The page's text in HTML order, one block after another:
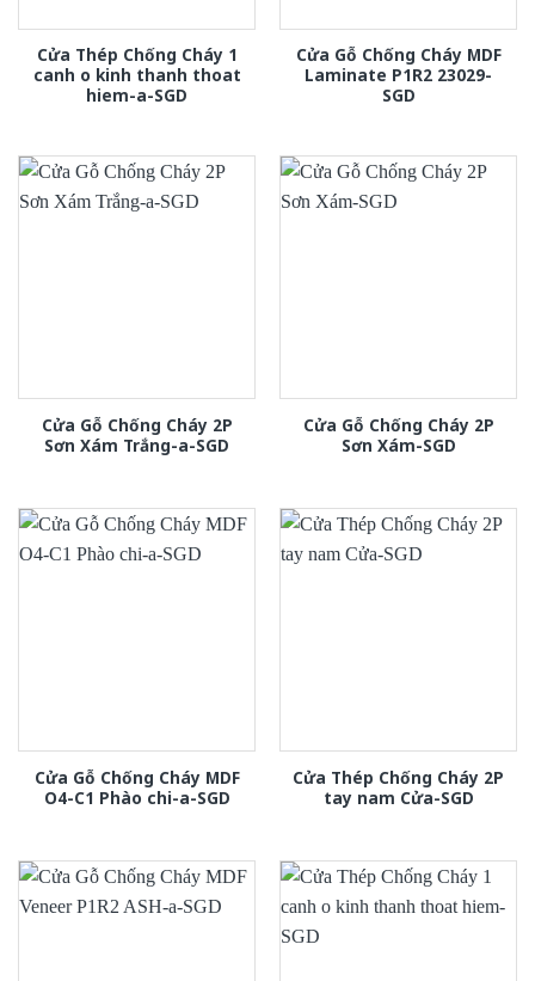
Cửa Thép Chống Cháy 1
canh o kinh thanh thoat
hiem-a-SGD
Cửa Gỗ Chống Cháy MDF
Laminate P1R2 23029-
SGD
Cửa Gỗ Chống Cháy 2P
Sơn Xám Trắng-a-SGD
Cửa Gỗ Chống Cháy 2P
Sơn Xám-SGD
Cửa Gỗ Chống Cháy MDF
O4-C1 Phào chi-a-SGD
Cửa Thép Chống Cháy 2P
tay nam Cửa-SGD